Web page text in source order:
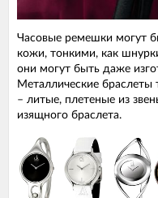
Часовые ремешки могут
кожи, тонкими, как
они могут быть даже
Металлические браслеты
– литые, плетеные из
изящного браслета.